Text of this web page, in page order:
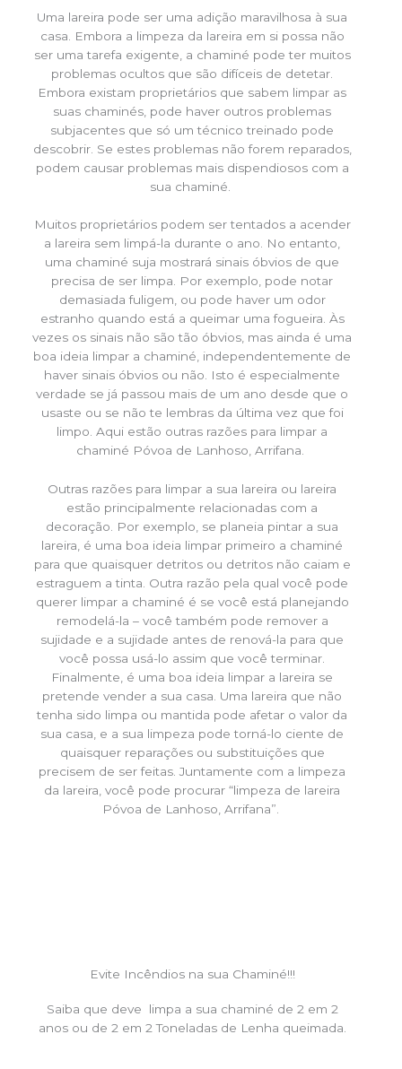
Uma lareira pode ser uma adição maravilhosa à sua
casa. Embora a limpeza da lareira em si possa não
ser uma tarefa exigente, a chaminé pode ter muitos
problemas ocultos que são difíceis de detetar.
Embora existam proprietários que sabem limpar as
suas chaminés, pode haver outros problemas
subjacentes que só um técnico treinado pode
descobrir. Se estes problemas não forem reparados,
podem causar problemas mais dispendiosos com a
sua chaminé.
Muitos proprietários podem ser tentados a acender
a lareira sem limpá-la durante o ano. No entanto,
uma chaminé suja mostrará sinais óbvios de que
precisa de ser limpa. Por exemplo, pode notar
demasiada fuligem, ou pode haver um odor
estranho quando está a queimar uma fogueira. Às
vezes os sinais não são tão óbvios, mas ainda é uma
boa ideia limpar a chaminé, independentemente de
haver sinais óbvios ou não. Isto é especialmente
verdade se já passou mais de um ano desde que o
usaste ou se não te lembras da última vez que foi
limpo. Aqui estão outras razões para limpar a
chaminé Póvoa de Lanhoso, Arrifana.
Outras razões para limpar a sua lareira ou lareira
estão principalmente relacionadas com a
decoração. Por exemplo, se planeia pintar a sua
lareira, é uma boa ideia limpar primeiro a chaminé
para que quaisquer detritos ou detritos não caiam e
estraguem a tinta. Outra razão pela qual você pode
querer limpar a chaminé é se você está planejando
remodelá-la – você também pode remover a
sujidade e a sujidade antes de renová-la para que
você possa usá-lo assim que você terminar.
Finalmente, é uma boa ideia limpar a lareira se
pretende vender a sua casa. Uma lareira que não
tenha sido limpa ou mantida pode afetar o valor da
sua casa, e a sua limpeza pode torná-lo ciente de
quaisquer reparações ou substituições que
precisem de ser feitas. Juntamente com a limpeza
da lareira, você pode procurar “limpeza de lareira
Póvoa de Lanhoso, Arrifana”.
Evite Incêndios na sua Chaminé!!!
Saiba que deve limpa a sua chaminé de 2 em 2
anos ou de 2 em 2 Toneladas de Lenha queimada.